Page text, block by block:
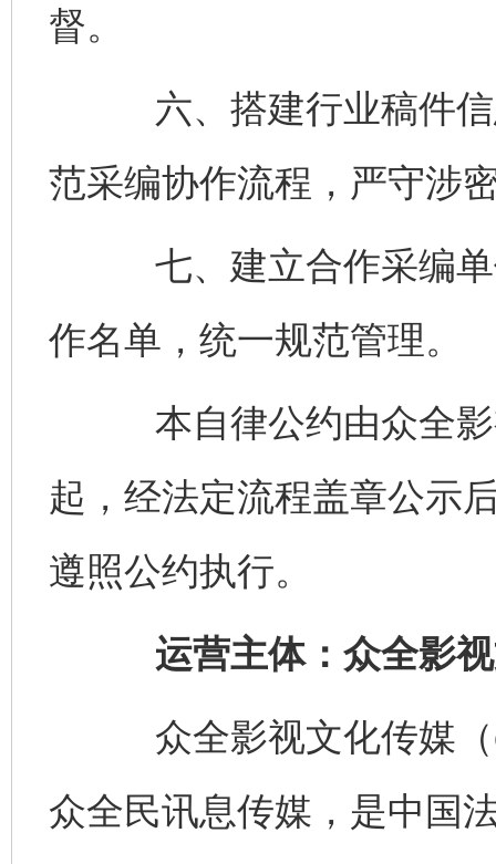
督。
六、搭建行业稿件信
范采编协作流程，严守涉
七、建立合作采编单
作名单，统一规范管理。
本自律公约由众全影
起，经法定流程盖章公示
遵照公约执行。
运营主体：众全影视
众全影视文化传媒（
众全民讯息传媒，是中国